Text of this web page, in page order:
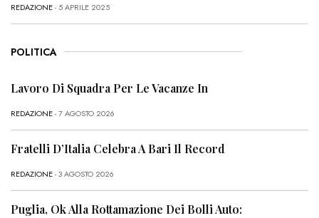
REDAZIONE- 5 APRILE 2025
POLITICA
Lavoro Di Squadra Per Le Vacanze In
REDAZIONE- 7 AGOSTO 2026
Fratelli D’Italia Celebra A Bari Il Record
REDAZIONE- 3 AGOSTO 2026
Puglia, Ok Alla Rottamazione Dei Bolli Auto: